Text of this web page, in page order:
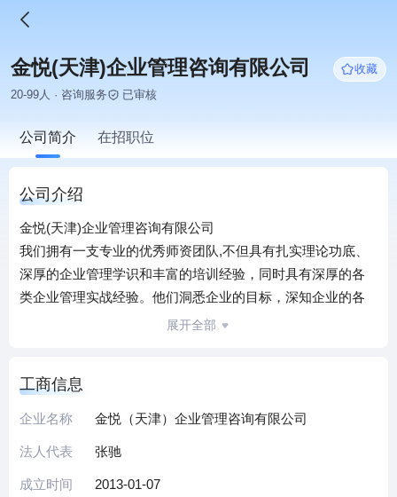
金悦(天津)企业管理咨询有限公司
收藏
20-99人 · 咨询服务
已审核
公司简介 在招职位
公司介绍
金悦(天津)企业管理咨询有限公司
我们拥有一支专业的优秀师资团队,不但具有扎实理论功底、
深厚的企业管理学识和丰富的培训经验，同时具有深厚的各
类企业管理实战经验。他们洞悉企业的目标，深知企业的各
个需求，在培训中将理论与实践紧密结合,将全面提升参训团
管理者的组织管理能力，确保组织目标的顺利实现，全面支
持每一位合作伙伴解决现存的团队建设与员工职业化素质提
公司主页：www.tjlietouzp.com
更多职位信息敬请关注微信公众平台：jinyuehunter
展开全部
工商信息
企业名称 金悦（天津）企业管理咨询有限公司
法人代表 张驰
成立时间 2013-01-07